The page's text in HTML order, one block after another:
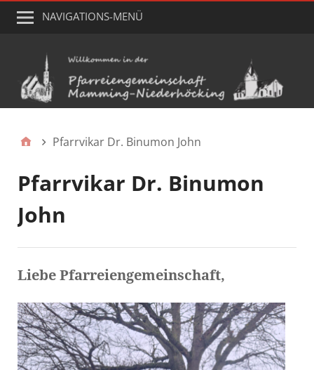
NAVIGATIONS-MENÜ
Pfarrvikar Dr. Binumon John
Pfarrvikar Dr. Binumon
John
Liebe Pfarreiengemeinschaft,